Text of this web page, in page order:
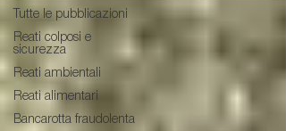
Tutte le pubblicazioni
Reati colposi e
sicurezza
Reati ambientali
Reati alimentari
Bancarotta fraudolenta